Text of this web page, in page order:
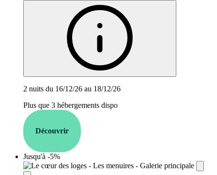
2 nuits du 16/12/26 au 18/12/26
Plus que 3 hébergements dispo
Découvrir
Jusqu'à -5%